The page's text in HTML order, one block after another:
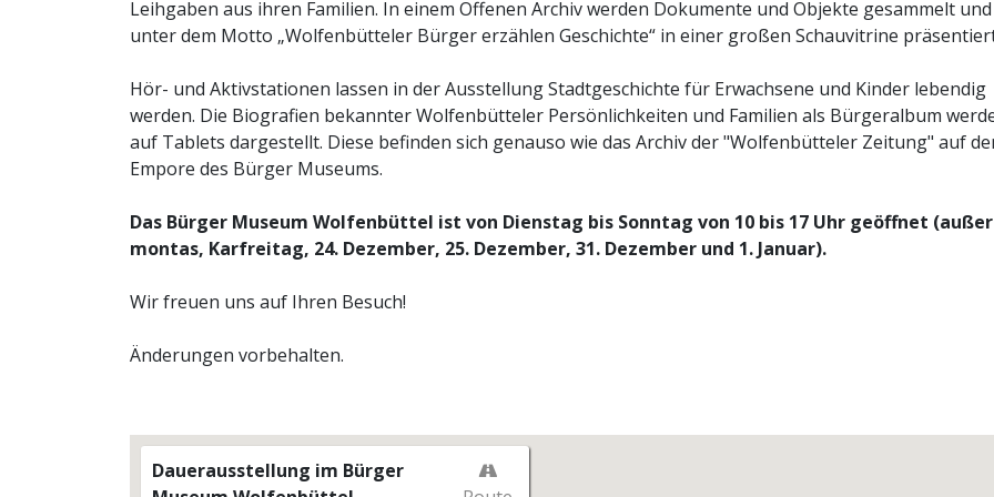
Leihgaben aus ihren Familien. In einem Offenen Archiv werden Dokumente und Objekte gesammelt und
unter dem Motto „Wolfenbütteler Bürger erzählen Geschichte“ in einer großen Schauvitrine
Hör- und Aktivstationen lassen in der Ausstellung Stadtgeschichte für Erwachsene und Kinder lebendig
werden. Die Biografien bekannter Wolfenbütteler Persönlichkeiten und Familien als Bürgeralbum
auf Tablets dargestellt. Diese befinden sich genauso wie das Archiv der "Wolfenbütteler Zeitung" auf
Empore des Bürger Museums.
Das Bürger Museum Wolfenbüttel ist von Dienstag bis Sonntag von 10 bis 17 Uhr geöffnet (außer
montas, Karfreitag, 24. Dezember, 25. Dezember, 31. Dezember und 1. Januar).
Wir freuen uns auf Ihren Besuch!
Änderungen vorbehalten.
Dauerausstellung im Bürger